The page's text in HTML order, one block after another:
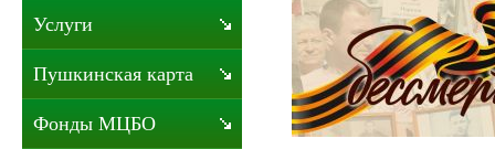
Услуги
Пушкинская карта
Фонды МЦБО